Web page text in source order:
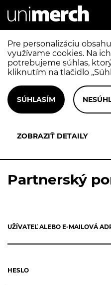
Pre personalizáciu
využívame cookies. Na
potrebujeme súhlas,
kliknutím na tlačidlo
Partnerský
UŽÍVATEĽ ALEBO E-MAILOVÁ
HESLO